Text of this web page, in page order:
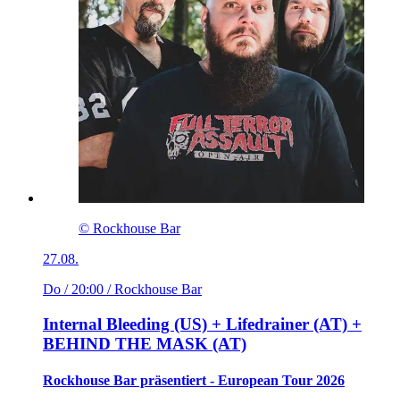
© Rockhouse Bar
27.08.
Do / 20:00 / Rockhouse Bar
Internal Bleeding (US) + Lifedrainer (AT) +
BEHIND THE MASK (AT)
Rockhouse Bar präsentiert - European Tour 2026